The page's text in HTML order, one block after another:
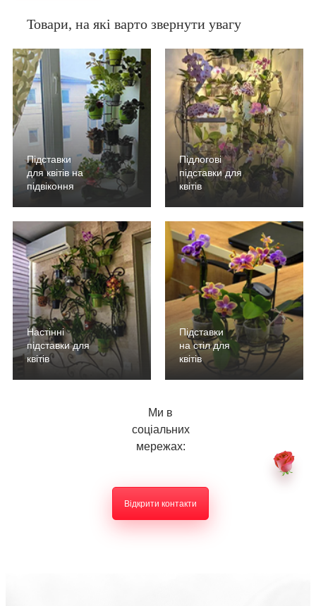
Товари, на які варто звернути увагу
Підставки
для квітів на
підвіконня
Підлогові
підставки для
квітів
Настінні
підставки для
квітів
Підставки
на стіл для
квітів
Ми в
соціальних
мережах:
Відкрити контакти